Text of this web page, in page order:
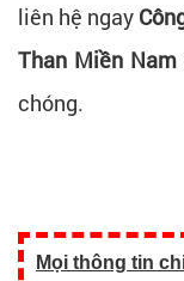
liên hệ ngay
Than Miền Nam
chóng.
Mọi thông tin